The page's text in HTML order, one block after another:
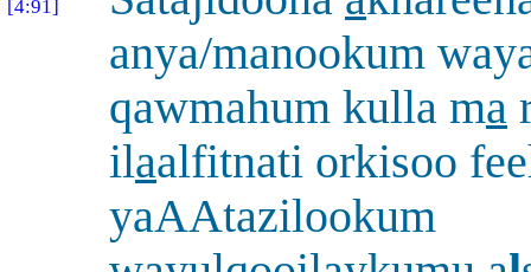
[4:91]
anya/manookum
qawmahum kulla ma
ilaalfitnati orkisoo
yaAAtazilookum